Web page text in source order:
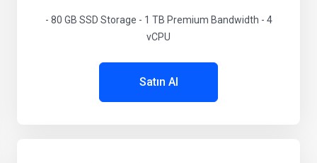
- 80 GB SSD Storage - 1 TB Premium Bandwidth - 4
vCPU
Satın Al